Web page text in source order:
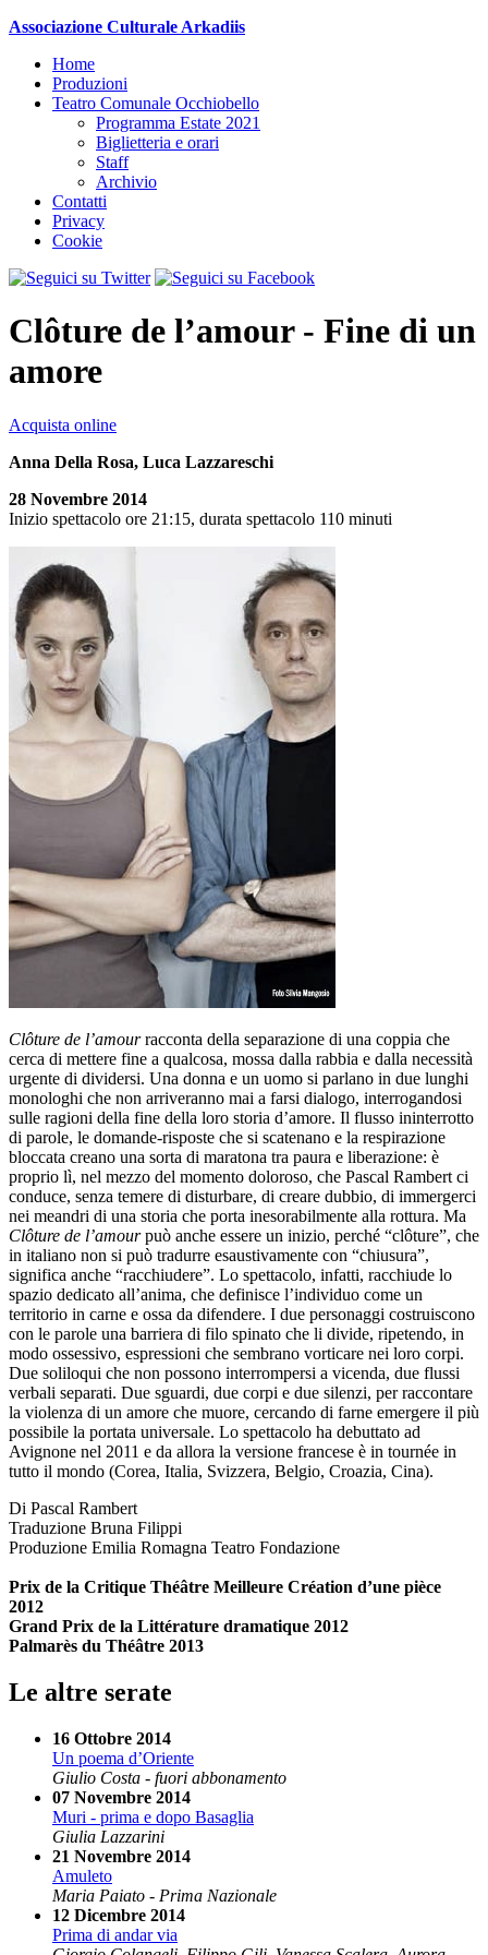
Associazione Culturale Arkadiis
Home
Produzioni
Teatro Comunale Occhiobello
Programma Estate 2021
Biglietteria e orari
Staff
Archivio
Contatti
Privacy
Cookie
Clôture de l’amour - Fine di un
amore
Acquista online
Anna Della Rosa, Luca Lazzareschi
28 Novembre 2014
Inizio spettacolo ore 21:15, durata spettacolo 110 minuti
Clôture de l’amourracconta della separazione di una coppia che
cerca di mettere fine a qualcosa, mossa dalla rabbia e dalla necessità
urgente di dividersi. Una donna e un uomo si parlano in due lunghi
monologhi che non arriveranno mai a farsi dialogo, interrogandosi
sulle ragioni della fine della loro storia d’amore. Il flusso ininterrotto
di parole, le domande-risposte che si scatenano e la respirazione
bloccata creano una sorta di maratona tra paura e liberazione: è
proprio lì, nel mezzo del momento doloroso, che Pascal Rambert ci
conduce, senza temere di disturbare, di creare dubbio, di immergerci
nei meandri di una storia che porta inesorabilmente alla rottura. Ma
Clôture de l’amourpuò anche essere un inizio, perché “clôture”, che
in italiano non si può tradurre esaustivamente con “chiusura”,
significa anche “racchiudere”. Lo spettacolo, infatti, racchiude lo
spazio dedicato all’anima, che definisce l’individuo come un
territorio in carne e ossa da difendere. I due personaggi costruiscono
con le parole una barriera di filo spinato che li divide, ripetendo, in
modo ossessivo, espressioni che sembrano vorticare nei loro corpi.
Due soliloqui che non possono interrompersi a vicenda, due flussi
verbali separati. Due sguardi, due corpi e due silenzi, per raccontare
la violenza di un amore che muore, cercando di farne emergere il più
possibile la portata universale. Lo spettacolo ha debuttato ad
Avignone nel 2011 e da allora la versione francese è in tournée in
tutto il mondo (Corea, Italia, Svizzera, Belgio, Croazia, Cina).
Di Pascal Rambert
Traduzione Bruna Filippi
Produzione Emilia Romagna Teatro Fondazione
Prix de la Critique Théâtre Meilleure Création d’une pièce
2012
Grand Prix de la Littérature dramatique 2012
Palmarès du Théâtre 2013
Le altre serate
16 Ottobre 2014
Un poema d’Oriente
Giulio Costa - fuori abbonamento
07 Novembre 2014
Muri - prima e dopo Basaglia
Giulia Lazzarini
21 Novembre 2014
Amuleto
Maria Paiato - Prima Nazionale
12 Dicembre 2014
Prima di andar via